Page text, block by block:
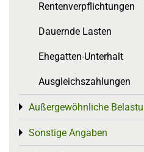
Rentenverpflichtungen
Dauernde Lasten
Ehegatten-Unterhalt
Ausgleichszahlungen
Außergewöhnliche
Toggle menu
Sonstige Angaben
Toggle menu